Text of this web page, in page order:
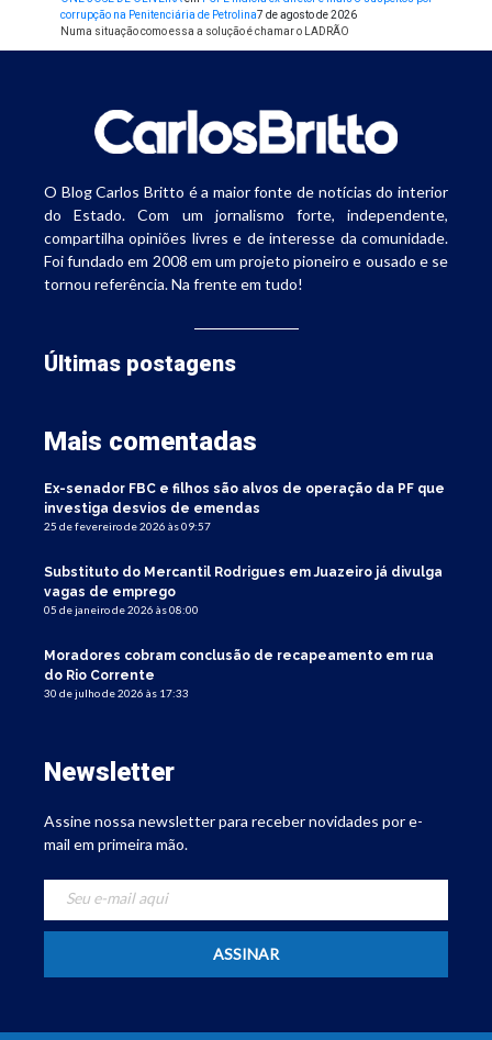
corrupção na Penitenciária de Petrolina7 de agosto de 2026
Numa situação como essa a solução é chamar o LADRÃO
O Blog Carlos Britto é a maior fonte de notícias do interior
do Estado. Com um jornalismo forte, independente,
compartilha opiniões livres e de interesse da comunidade.
Foi fundado em 2008 em um projeto pioneiro e ousado e se
tornou referência. Na frente em tudo!
Últimas postagens
Mais comentadas
Ex-senador FBC e filhos são alvos de operação da PF que
investiga desvios de emendas
25 de fevereiro de 2026 às 09:57
Substituto do Mercantil Rodrigues em Juazeiro já divulga
vagas de emprego
05 de janeiro de 2026 às 08:00
Moradores cobram conclusão de recapeamento em rua
do Rio Corrente
30 de julho de 2026 às 17:33
Newsletter
Assine nossa newsletter para receber novidades por e-
mail em primeira mão.